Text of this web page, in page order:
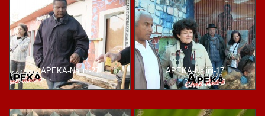
APEKA-Nalini-27 APEKA-Nalini-17